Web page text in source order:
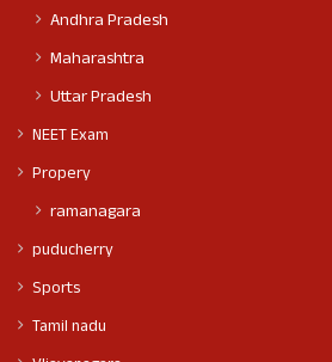
Andhra Pradesh
Maharashtra
Uttar Pradesh
NEET Exam
Propery
ramanagara
puducherry
Sports
Tamil nadu